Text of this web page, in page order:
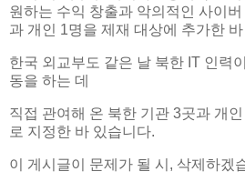
원하는 수익 창출과 악의적인 사이
과 개인 1명을 제재 대상에 추가한
한국 외교부도 같은 날 북한 IT 인력
동을 하는 데
직접 관여해 온 북한 기관 3곳과 개
로 지정한 바 있습니다.
이 게시글이 문제가 될 시, 삭제하겠